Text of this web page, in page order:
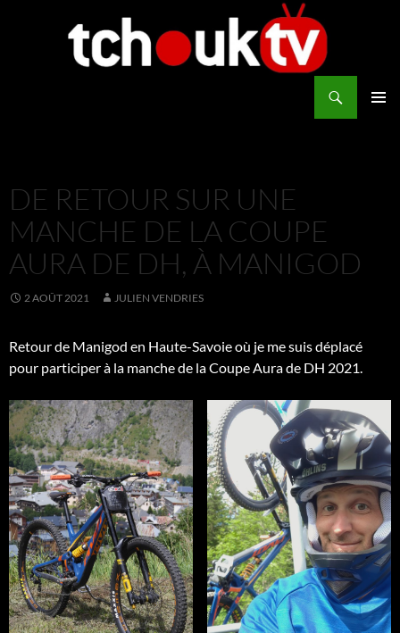
DE RETOUR SUR UNE
MANCHE DE LA COUPE
AURA DE DH, À MANIGOD
2 AOÛT 2021 JULIEN VENDRIES
Retour de Manigod en Haute-Savoie où je me suis déplacé
pour participer à la manche de la Coupe Aura de DH 2021.